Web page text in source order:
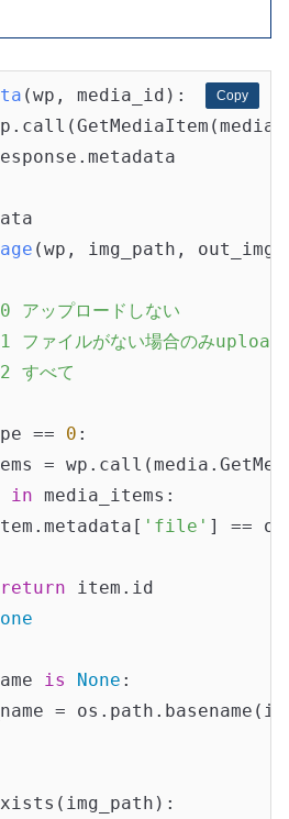
Copy
Copy
(wp, media_id) :
(wp, img_path,
ップロードしない
ァイルがない場合のみupload
すべて
== 0 :
=
in media_items:
'file' ] ==
return item.id
is None :
=